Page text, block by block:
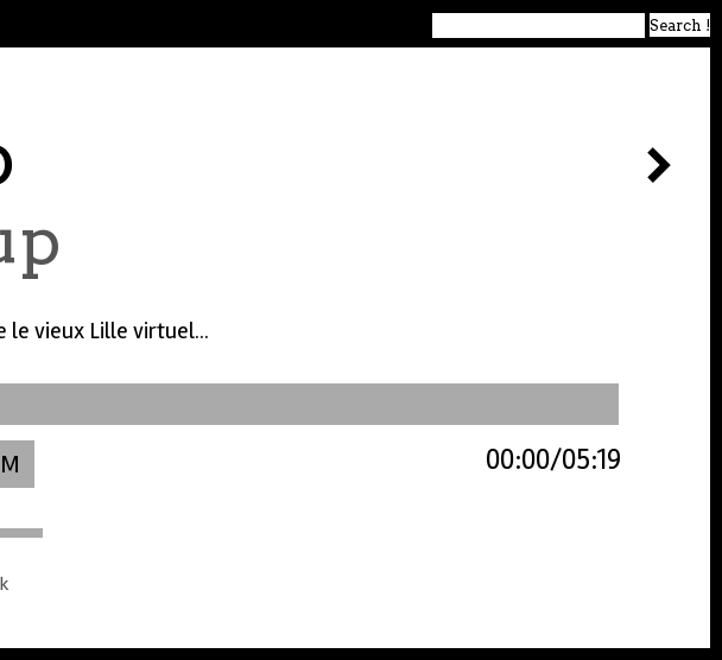
le vieux Lille virtuel...
05:19
00:00